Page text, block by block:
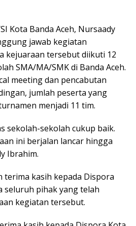
Kota Banda Aceh, Nursaady
jawab kegiatan
kejuaraan tersebut diikuti 12
SMA/MA/SMK di Banda Aceh.
meeting dan pencabutan
jumlah peserta yang
menjadi 11 tim.
sekolah-sekolah cukup baik.
ini berjalan lancar hingga
Ibrahim.
terima kasih kepada Dispora
seluruh pihak yang telah
kegiatan tersebut.